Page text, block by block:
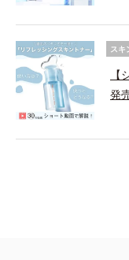
スキ
発